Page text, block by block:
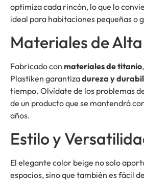
optimiza cada rincón, lo que lo
ideal para habitaciones pequeñas o
Materiales de
Fabricado con materiales de titanio
Plastiken garantizadureza y
tiempo. Olvídate de los problemas
de un producto que se mantendrá
años.
Estilo y
El elegante color beige no solo
espacios, sino que también es fácil